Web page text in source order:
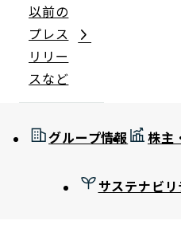
以前の
プレス
リリー
スなど
グループ情報 株主
サステナビリ